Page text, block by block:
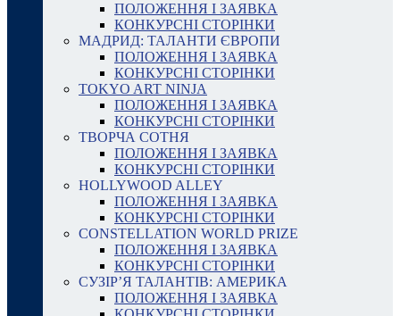
ПОЛОЖЕННЯ І ЗАЯВКА
КОНКУРСНІ СТОРІНКИ
МАДРИД: ТАЛАНТИ ЄВРОПИ
ПОЛОЖЕННЯ І ЗАЯВКА
КОНКУРСНІ СТОРІНКИ
TOKYO ART NINJA
ПОЛОЖЕННЯ І ЗАЯВКА
КОНКУРСНІ СТОРІНКИ
ТВОРЧА СОТНЯ
ПОЛОЖЕННЯ І ЗАЯВКА
КОНКУРСНІ СТОРІНКИ
HOLLYWOOD ALLEY
ПОЛОЖЕННЯ І ЗАЯВКА
КОНКУРСНІ СТОРІНКИ
CONSTELLATION WORLD PRIZE
ПОЛОЖЕННЯ І ЗАЯВКА
КОНКУРСНІ СТОРІНКИ
СУЗІР’Я ТАЛАНТІВ: АМЕРИКА
ПОЛОЖЕННЯ І ЗАЯВКА